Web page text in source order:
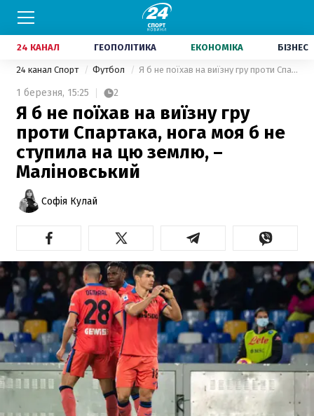
24 КАНАЛ ГЕОПОЛІТИКА ЕКОНОМІКА БІЗНЕС
24 канал Спорт Футбол Я б не поїхав на виїзну гру проти Спартака, нога моя б не ступила на цю землю, – Маліновський
1 березня, 15:25 2
Я б не поїхав на виїзну гру
проти Спартака, нога моя б не
ступила на цю землю, –
Маліновський
Софія Кулай